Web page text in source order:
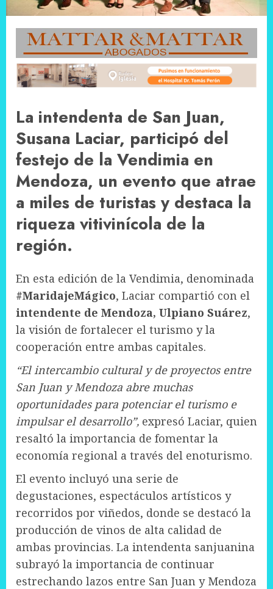
La intendenta de San Juan,
Susana Laciar, participó del
festejo de la Vendimia en
Mendoza, un evento que atrae
a miles de turistas y destaca la
riqueza vitivinícola de la
región.
En esta edición de la Vendimia, denominada
#MaridajeMágico, Laciar compartió con el
intendente de Mendoza, Ulpiano Suárez,
la visión de fortalecer el turismo y la
cooperación entre ambas capitales.
“El intercambio cultural y de proyectos entre
San Juan y Mendoza abre muchas
oportunidades para potenciar el turismo e
impulsar el desarrollo”, expresó Laciar, quien
resaltó la importancia de fomentar la
economía regional a través del enoturismo.
El evento incluyó una serie de
degustaciones, espectáculos artísticos y
recorridos por viñedos, donde se destacó la
producción de vinos de alta calidad de
ambas provincias. La intendenta sanjuanina
subrayó la importancia de continuar
estrechando lazos entre San Juan y Mendoza